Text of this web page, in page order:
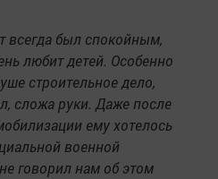
всегда был спокойным,
любит детей. Особенно
строительное дело,
сложа руки. Даже после
ему хотелось
военной
говорил нам об этом